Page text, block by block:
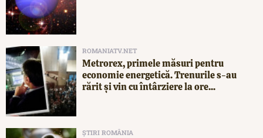
ROMANIATV.NET
Metrorex, primele măsuri pentru
economie energetică. Trenurile s-au
rărit și vin cu întârziere la ore...
ȘTIRI ROMÂNIA